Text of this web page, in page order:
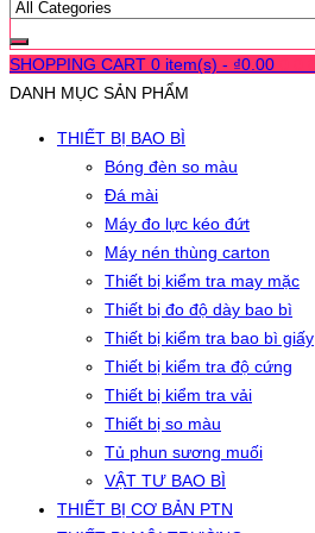
SHOPPING CART 0 item(s) - ₫0.00
DANH MỤC SẢN PHẨM
THIẾT BỊ BAO BÌ
Bóng đèn so màu
Đá mài
Máy đo lực kéo đứt
Máy nén thùng carton
Thiết bị kiểm tra may mặc
Thiết bị đo độ dày bao bì
Thiết bị kiểm tra bao bì giấy
Thiết bị kiểm tra độ cứng
Thiết bị kiểm tra vải
Thiết bị so màu
Tủ phun sương muối
VẬT TƯ BAO BÌ
THIẾT BỊ CƠ BẢN PTN